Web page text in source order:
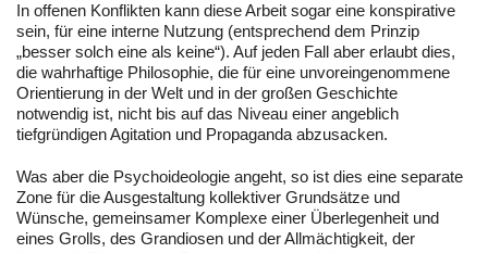
In offenen Konflikten kann diese Arbeit sogar eine konspirative
sein, für eine interne Nutzung (entsprechend dem Prinzip
„besser solch eine als keine“). Auf jeden Fall aber erlaubt dies,
die wahrhaftige Philosophie, die für eine unvoreingenommene
Orientierung in der Welt und in der großen Geschichte
notwendig ist, nicht bis auf das Niveau einer angeblich
tiefgründigen Agitation und Propaganda abzusacken.
Was aber die Psychoideologie angeht, so ist dies eine separate
Zone für die Ausgestaltung kollektiver Grundsätze und
Wünsche, gemeinsamer Komplexe einer Überlegenheit und
eines Grolls, des Grandiosen und der Allmächtigkeit, der